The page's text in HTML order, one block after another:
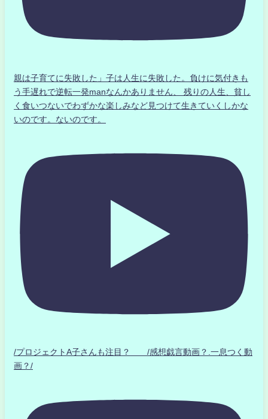
親は子育てに失敗した」子は人生に失敗した。負けに気付きも
う手遅れで逆転一発manなんかありません、 残りの人生、貧し
く食いつないでわずかな楽しみなど見つけて生きていくしかな
いのです。ないのです。
/プロジェクトA子さんも注目？ /感想戯言動画？.一息つく動
画？/